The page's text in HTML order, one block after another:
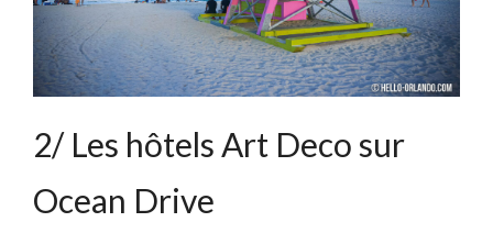
2/ Les hôtels Art Deco sur
Ocean Drive